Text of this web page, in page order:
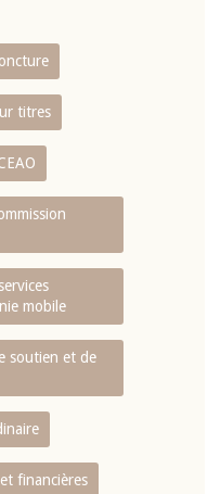
titres
mobile
soutien et de
financières